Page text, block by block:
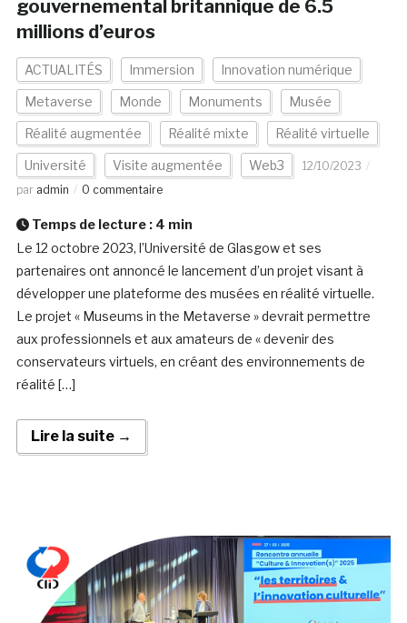
gouvernemental britannique de 6.5
millions d’euros
ACTUALITÉS Immersion Innovation numérique
Metaverse Monde Monuments Musée
Réalité augmentée Réalité mixte Réalité virtuelle
Université Visite augmentée Web3
12/10/2023
par admin 0 commentaire
Temps de lecture : 4 min
Le 12 octobre 2023, l’Université de Glasgow et ses
partenaires ont annoncé le lancement d’un projet visant à
développer une plateforme des musées en réalité virtuelle.
Le projet « Museums in the Metaverse » devrait permettre
aux professionnels et aux amateurs de « devenir des
conservateurs virtuels, en créant des environnements de
réalité […]
Lire la suite →